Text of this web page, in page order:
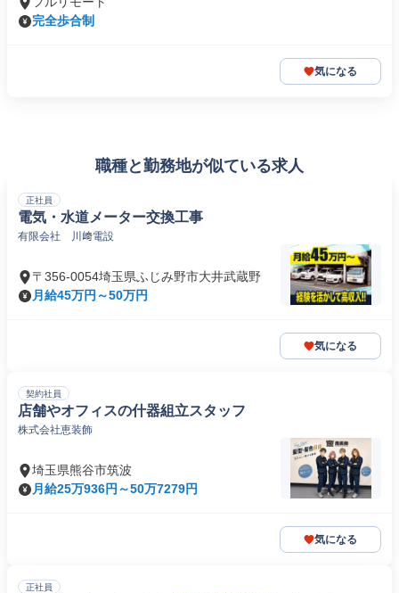
完全歩合制
気になる
職種と勤務地が似ている求人
正社員
電気・水道メーター交換工事
有限会社 川﨑電設
〒356-0054埼玉県ふじみ野市大井武蔵野
月給45万円～50万円
気になる
契約社員
店舗やオフィスの什器組立スタッフ
株式会社恵装飾
埼玉県熊谷市筑波
月給25万936円～50万7279円
気になる
正社員